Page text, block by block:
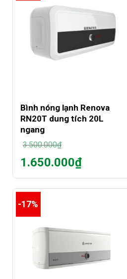
Bình nóng lạnh Renova
RN20T dung tích 20L
ngang
3.500.000₫
Giá
gốc
là:
1.650.000₫
tại
là:
1.650.000₫.
-17%